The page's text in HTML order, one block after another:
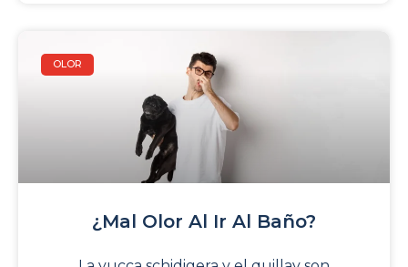
OLOR
¿Mal Olor Al Ir Al Baño?